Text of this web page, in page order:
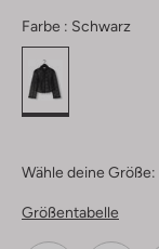
Farbe : Schwarz
Wähle deine Größe:
Größentabelle